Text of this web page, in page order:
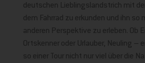
deutschen Lieblingslandstrich mit
dem Fahrrad zu erkunden und ihn so
anderen Perspektive zu erleben. Ob
Ortskenner oder Urlauber, Neuling –
so einer Tour nicht nur viel über die